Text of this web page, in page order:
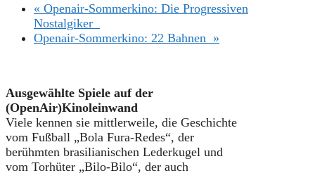
« Openair-Sommerkino: Die Progressiven
Nostalgiker
Openair-Sommerkino: 22 Bahnen »
Ausgewählte Spiele auf der
(OpenAir)Kinoleinwand
Viele kennen sie mittlerweile, die Geschichte
vom Fußball „Bola Fura-Redes“, der
berühmten brasilianischen Lederkugel und
vom Torhüter „Bilo-Bilo“, der auch